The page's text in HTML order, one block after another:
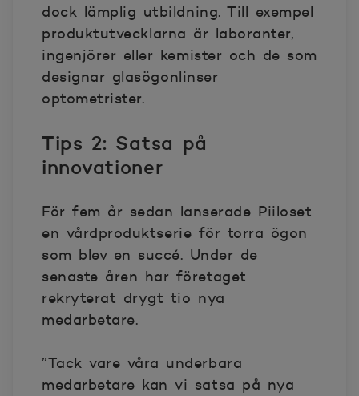
dock lämplig utbildning. Till exempel
produktutvecklarna är laboranter,
ingenjörer eller kemister och de som
designar glasögonlinser
optometrister.
Tips 2: Satsa på
innovationer
För fem år sedan lanserade Piiloset
en vårdproduktserie för torra ögon
som blev en succé. Under de
senaste åren har företaget
rekryterat drygt tio nya
medarbetare.
”Tack vare våra underbara
medarbetare kan vi satsa på nya